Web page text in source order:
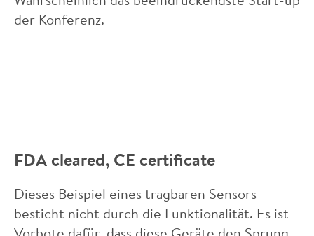
der Konferenz.
FDA cleared, CE certificate
Dieses Beispiel eines tragbaren Sensors
besticht nicht durch die Funktionalität. Es ist